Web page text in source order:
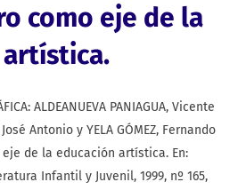
como eje de la
ALDEANUEVA PANIAGUA, Vicente
José Antonio y YELA GÓMEZ, Fernando
de la educación artística. En:
Infantil y Juvenil, 1999, nº 165,